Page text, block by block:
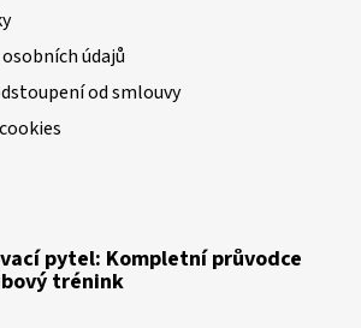
údajů
od smlouvy
pytel: Kompletní průvodce
trénink